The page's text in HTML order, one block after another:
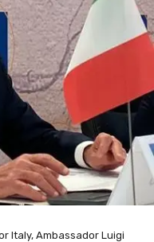
Italy, Ambassador Luigi